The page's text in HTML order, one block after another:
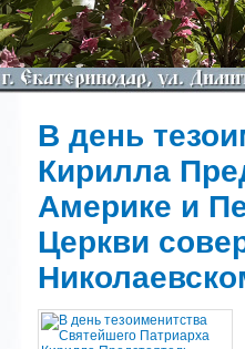
В день
Кирилла
Америке и
Церкви